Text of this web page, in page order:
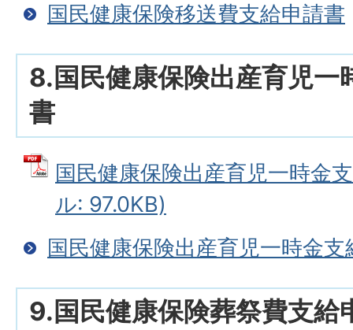
国民健康保険移送費支給申請書
8.国民健康保険出産育児一
書
国民健康保険出産育児一時金
ル: 97.0KB)
国民健康保険出産育児一時金支
9.国民健康保険葬祭費支給